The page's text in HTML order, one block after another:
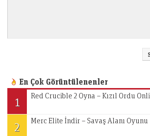
En Çok Görüntülenenler
1 Red Crucible 2 Oyna – Kızıl Ordu
2 Merc Elite İndir – Savaş Alanı Oyunu